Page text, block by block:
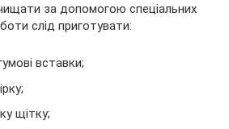
за допомогою спеціальних
слід приготувати:
вставки;
щітку;